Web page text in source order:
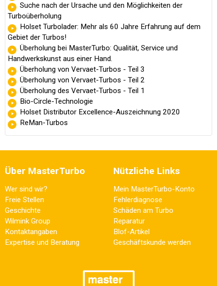
Suche nach der Ursache und den Möglichkeiten der
Turboüberholung
Holset Turbolader: Mehr als 60 Jahre Erfahrung auf dem
Gebiet der Turbos!
Überholung bei MasterTurbo: Qualität, Service und
Handwerkskunst aus einer Hand.
Überholung von Vervaet-Turbos - Teil 3
Überholung von Vervaet-Turbos - Teil 2
Überholung des Vervaet-Turbos - Teil 1
Bio-Circle-Technologie
Holset Distributor Excellence-Auszeichnung 2020
ReMan-Turbos
Über MasterTurbo
Wer sind wir?
Freie Stellen
Geschichte
Wilmink Group
Kontaktangaben
Expertise und Beratung
Nützliche Links
Mein MasterTurbo-Konto
Fehlerdiagnose
Schäden am Turbo
Reparatur
Blof-Artikel
Geschäftskunde werden